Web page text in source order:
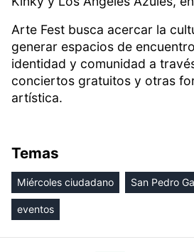
Arte Fest busca acercar la
generar espacios de
identidad y comunidad a
conciertos gratuitos y otras
artística.
Temas
Miércoles ciudadano San Pedro
eventos